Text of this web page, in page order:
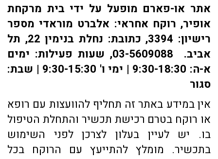
אתר או-פארם מופעל על ידי בית מרקחת
אופיר, רוקח אחראי: אלברט מוראדי מספר
רישיון: 3394, כתובת: ​נחלת בנימין 22, תל
אביב. 03-5609088, שעות פעילות: ימים
א-ה: 9:30-18:30 | ימי ו' 9:30-15:30 | שבת:
סגור
אין במידע באתר זה תחליף להוועצות עם רופא
או רוקח בטרם רכישת תכשיר והתחלת הטיפול
בו. יש לעיין בעלון לצרכן לפני השימוש
בתכשיר. מומלץ להתייעץ עם הרוקח בכל